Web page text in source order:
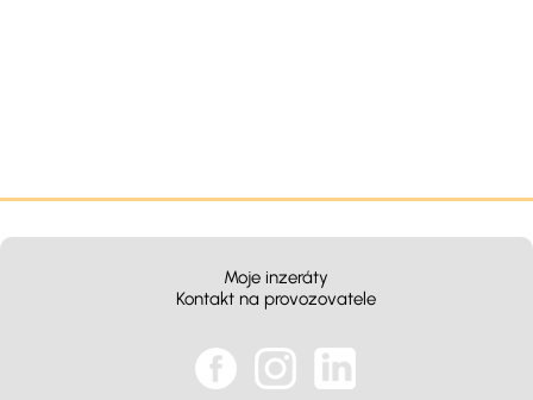
Moje inzeráty
Kontakt na provozovatele